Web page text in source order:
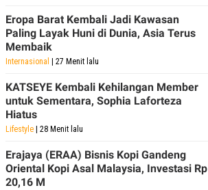
Eropa Barat Kembali Jadi Kawasan
Paling Layak Huni di Dunia, Asia Terus
Membaik
Internasional | 27 Menit lalu
KATSEYE Kembali Kehilangan Member
untuk Sementara, Sophia Laforteza
Hiatus
Lifestyle | 28 Menit lalu
Erajaya (ERAA) Bisnis Kopi Gandeng
Oriental Kopi Asal Malaysia, Investasi Rp
20,16 M